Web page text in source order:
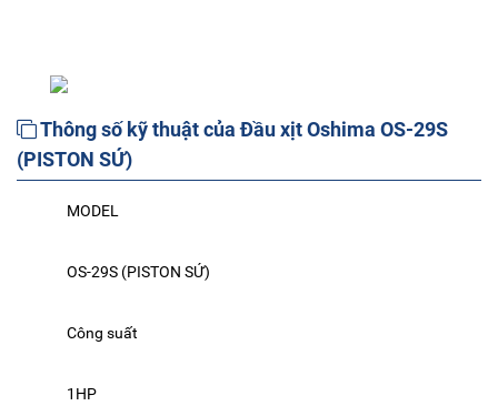
Thông số kỹ thuật của Đầu xịt Oshima OS-29S
(PISTON SỨ)
MODEL
OS-29S (PISTON SỨ)
Công suất
1HP